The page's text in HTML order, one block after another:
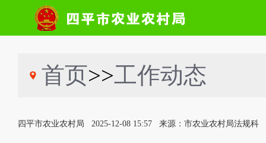
首页>>工作动态
四平市农业农村局 2025-12-08 15:57 来源：市农业农村局法规科